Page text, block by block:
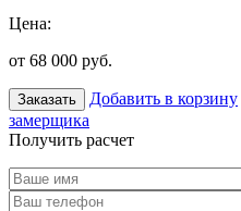
Цена:
от 68 000 руб.
Заказать Добавить в корзину
замерщика
Получить расчет